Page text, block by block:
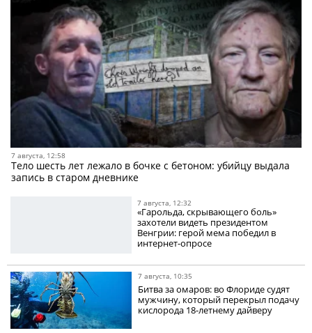
7 августа, 12:58
Тело шесть лет лежало в бочке с бетоном: убийцу выдала
запись в старом дневнике
7 августа, 12:32
«Гарольда, скрывающего боль»
захотели видеть президентом
Венгрии: герой мема победил в
интернет-опросе
7 августа, 10:35
Битва за омаров: во Флориде судят
мужчину, который перекрыл подачу
кислорода 18-летнему дайверу